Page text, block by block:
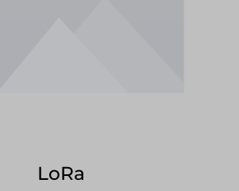
LoRa